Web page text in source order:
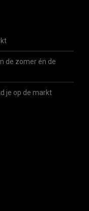
de zomer én de
je op de markt